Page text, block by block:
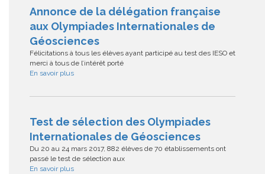
Annonce de la délégation française
aux Olympiades Internationales de
Géosciences
Félicitations à tous les élèves ayant participé au test des IESO et
merci à tous de l’intérêt porté
En savoir plus
Test de sélection des Olympiades
Internationales de Géosciences
Du 20 au 24 mars 2017, 882 élèves de 70 établissements ont
passé le test de sélection aux
En savoir plus